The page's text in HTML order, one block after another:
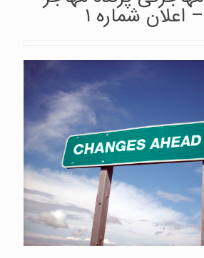
– اعلان شماره ۱